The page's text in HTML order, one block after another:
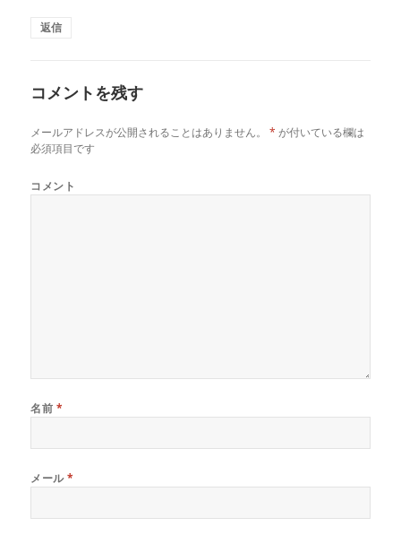
返信
コメントを残す
メールアドレスが公開されることはありません。 * が付いている欄は
必須項目です
コメント
名前 *
メール*